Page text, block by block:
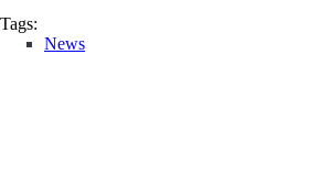
Tags:
News